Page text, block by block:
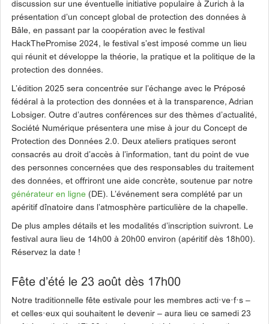
discussion sur une éventuelle initiative populaire à Zurich à la
présentation d’un concept global de protection des données à
Bâle, en passant par la coopération avec le festival
HackThePromise 2024, le festival s’est imposé comme un lieu
qui réunit et développe la théorie, la pratique et la politique de la
protection des données.
L’édition 2025 sera concentrée sur l’échange avec le Préposé
fédéral à la protection des données et à la transparence, Adrian
Lobsiger. Outre d’autres conférences sur des thèmes d’actualité,
Société Numérique présentera une mise à jour du Concept de
Protection des Données 2.0. Deux ateliers pratiques seront
consacrés au droit d’accès à l’information, tant du point de vue
des personnes concernées que des responsables du traitement
des données, et offriront une aide concrète, soutenue par notre
générateur en ligne (DE). L’événement sera complété par un
apéritif dînatoire dans l’atmosphère particulière de la chapelle.
De plus amples détails et les modalités d’inscription suivront. Le
festival aura lieu de 14h00 à 20h00 environ (apéritif dès 18h00).
Réservez la date !
Fête d’été le 23 août dès 17h00
Notre traditionnelle fête estivale pour les membres acti·ve·f·s –
et celles·eux qui souhaitent le devenir – aura lieu ce samedi 23